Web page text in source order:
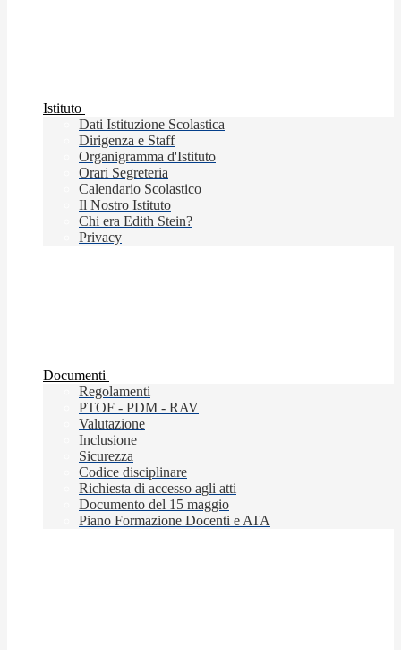
Istituto
Dati Istituzione Scolastica
Dirigenza e Staff
Organigramma d'Istituto
Orari Segreteria
Calendario Scolastico
Il Nostro Istituto
Chi era Edith Stein?
Privacy
Documenti
Regolamenti
PTOF - PDM - RAV
Valutazione
Inclusione
Sicurezza
Codice disciplinare
Richiesta di accesso agli atti
Documento del 15 maggio
Piano Formazione Docenti e ATA